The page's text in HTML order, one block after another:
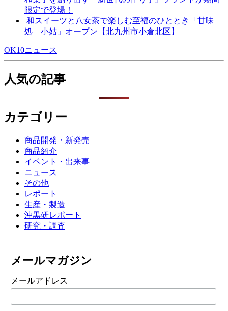
限定で登場！
和スイーツと八女茶で楽しむ至福のひととき「甘味
処 小姑」オープン【北九州市小倉北区】
OK10ニュース
人気の記事
カテゴリー
商品開発・新発売
商品紹介
イベント・出来事
ニュース
その他
レポート
生産・製造
沖黒研レポート
研究・調査
メールマガジン
メールアドレス